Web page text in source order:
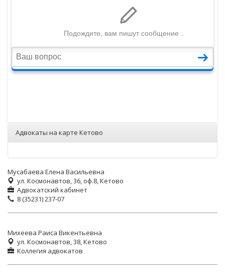
Адвокаты на карте Кетово
Мусабаева Елена Васильевна
ул. Космонавтов, 36, оф.8, Кетово
Адвокатский кабинет
8 (35231) 237-07
Михеева Раиса Викентьевна
ул. Космонавтов, 38, Кетово
Коллегия адвокатов